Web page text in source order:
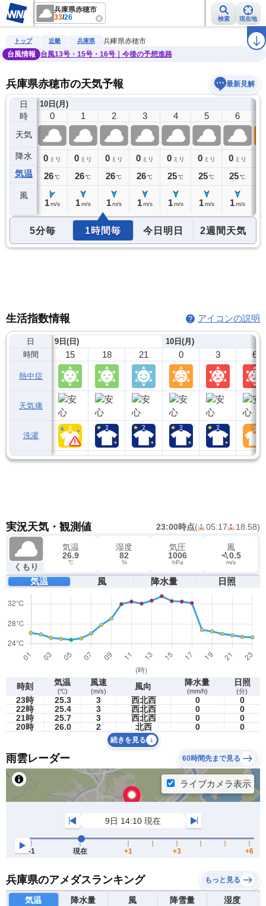
兵庫県赤穂市
33/26 検索 現在地
雨雲レーダー 台風情報 地震情報 ラ
トップ 近畿 兵庫県
兵庫県赤穂市
台風情報
台風13号・15号・16号｜今後の予想進路
兵庫県赤穂市の天気予報 最新見解
日
時
天気
降水
気温
風
9日(日)
23
0ミリ
27℃
10日(月)
0
0 ミリ
26℃
1 m/s
1
0 ミリ
26℃
1 m/s
2
0 ミリ
26℃
1 m/s
3
0 ミリ
26℃
1 m/s
4
0 ミリ
25℃
1 m/s
5
0 ミリ
25℃
1 m/s
6
0 ミリ
25℃
1 m/s
5分毎 1時間毎 今日明日 2週間天気
生活指数情報 アイコンの説明
日
時間
熱中症
天気痛
洗濯
9日(日)
15 18 21
10日(月)
0 3 6
実況天気・観測値 23:00時点( 05:17 18:58)
くもり
気温
26.9
℃
湿度
82
%
気圧
1006
hPa
風
0.5
m/s
気温 風 降水量 日照
時刻 気温
(℃)
風速
(m/s) 風向 降水量
(mm/h)
日照
(分)
23時 25.3 3 西北西 0
0
22時
25.4 3 西北西 0
0
21時
25.7 3 西北西 0
0
20時
26.0 2 北西 0 0
続きを見る
雨雲レーダー 60時間先まで見る
兵庫県のアメダスランキング もっと見る
気温 降水量 風 降雪量 湿度